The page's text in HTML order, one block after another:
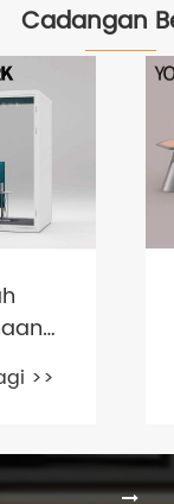
Cadangan
>>